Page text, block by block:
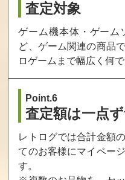
査定対象
ゲーム機本体・ゲーム
ど、ゲーム関連の商品
ロゲームまで幅広く何
Point.6
査定額は一点
レトログでは合計金額
てのお客様にマイペー
す。